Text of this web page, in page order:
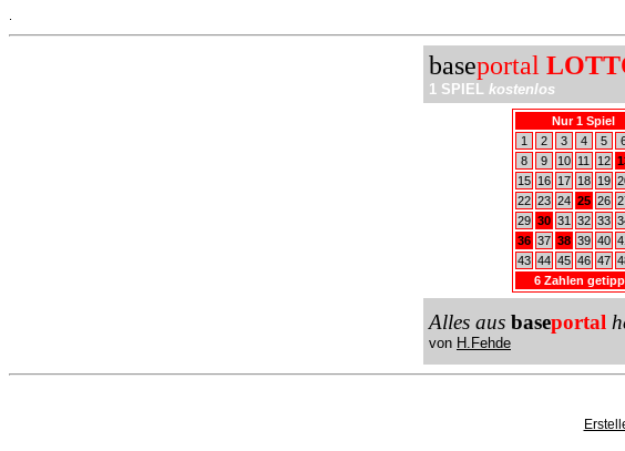
baseportal
1 SPIEL kostenlos
Nur 1 Spiel
1
2 3 4 5
8
9 10 11 12
15
16 17 18 19
22 23 24 25 26
29 30 31 32 33
36 37 38 39 40
43 44 45 46 47
6 Zahlen
Alles aus baseportal
von H.Fehde